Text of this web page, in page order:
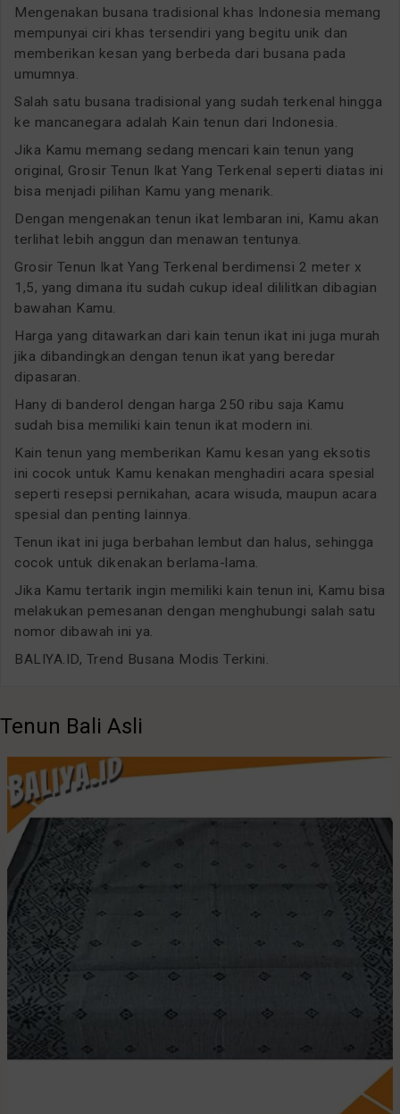
Mengenakan busana tradisional khas Indonesia memang
mempunyai ciri khas tersendiri yang begitu unik dan
memberikan kesan yang berbeda dari busana pada
umumnya.
Salah satu busana tradisional yang sudah terkenal hingga
ke mancanegara adalah Kain tenun dari Indonesia.
Jika Kamu memang sedang mencari kain tenun yang
original, Grosir Tenun Ikat Yang Terkenal seperti diatas ini
bisa menjadi pilihan Kamu yang menarik.
Dengan mengenakan tenun ikat lembaran ini, Kamu akan
terlihat lebih anggun dan menawan tentunya.
Grosir Tenun Ikat Yang Terkenal berdimensi 2 meter x
1,5, yang dimana itu sudah cukup ideal dililitkan dibagian
bawahan Kamu.
Harga yang ditawarkan dari kain tenun ikat ini juga murah
jika dibandingkan dengan tenun ikat yang beredar
dipasaran.
Hany di banderol dengan harga 250 ribu saja Kamu
sudah bisa memiliki kain tenun ikat modern ini.
Kain tenun yang memberikan Kamu kesan yang eksotis
ini cocok untuk Kamu kenakan menghadiri acara spesial
seperti resepsi pernikahan, acara wisuda, maupun acara
spesial dan penting lainnya.
Tenun ikat ini juga berbahan lembut dan halus, sehingga
cocok untuk dikenakan berlama-lama.
Jika Kamu tertarik ingin memiliki kain tenun ini, Kamu bisa
melakukan pemesanan dengan menghubungi salah satu
nomor dibawah ini ya.
BALIYA.ID, Trend Busana Modis Terkini.
Tenun Bali Asli